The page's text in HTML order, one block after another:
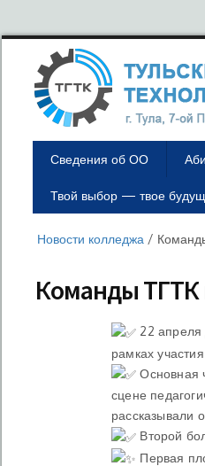
Сведения об ОО
Твой выбор — твое
Новости колледжа /
Команды ТГТК
22
рамках
Основная
сцене
рассказывали
Второй
Первая